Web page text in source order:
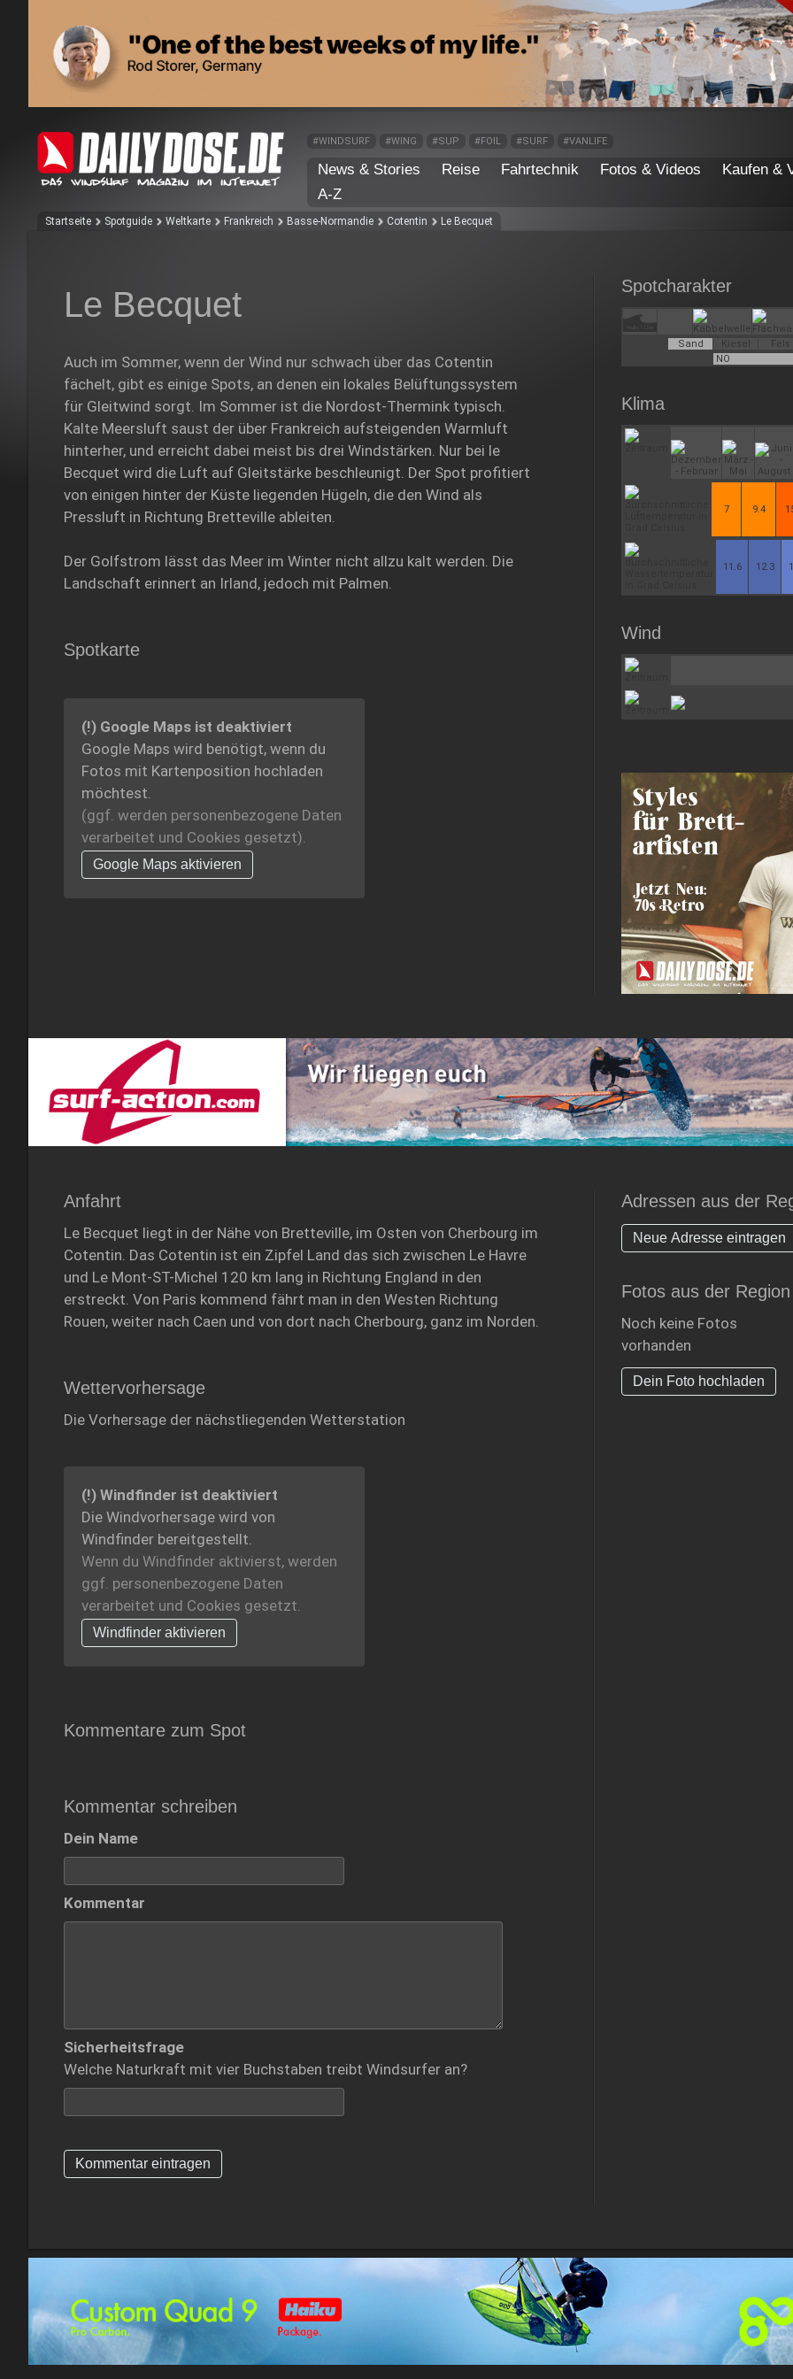
#WINDSURF #WING #SUP #FOIL #SURF #VANLIFE
News & Stories Reise Fahrtechnik Fotos & Videos
Kaufen &
A-Z
Startseite Spotguide Weltkarte Frankreich Basse-Normandie Cotentin Le Becquet
Le Becquet
Auch im Sommer, wenn der Wind nur schwach über das Cotentin
fächelt, gibt es einige Spots, an denen ein lokales Belüftungssystem
für Gleitwind sorgt. Im Sommer ist die Nordost-Thermink typisch.
Kalte Meersluft saust der über Frankreich aufsteigenden Warmluft
hinterher, und erreicht dabei meist bis drei Windstärken. Nur bei le
Becquet wird die Luft auf Gleitstärke beschleunigt. Der Spot profitiert
von einigen hinter der Küste liegenden Hügeln, die den Wind als
Pressluft in Richtung Bretteville ableiten.
Der Golfstrom lässt das Meer im Winter nicht allzu kalt werden. Die
Landschaft erinnert an Irland, jedoch mit Palmen.
Spotkarte
(!) Google Maps ist deaktiviert
Google Maps wird benötigt, wenn du
Fotos mit Kartenposition hochladen
möchtest.
(ggf. werden personen­bezogene Daten
verarbeitet und Cookies gesetzt).
Google Maps aktivieren
Spotcharakter
Sand Kiesel
Fels
NO
Klima
7 9.4
11.6 12.3
Wind
Anfahrt
Le Becquet liegt in der Nähe von Bretteville, im Osten von Cherbourg im
Cotentin. Das Cotentin ist ein Zipfel Land das sich zwischen Le Havre
und Le Mont-ST-Michel 120 km lang in Richtung England in den
erstreckt. Von Paris kommend fährt man in den Westen Richtung
Rouen, weiter nach Caen und von dort nach Cherbourg, ganz im Norden.
Wettervorhersage
Die Vorhersage der nächstliegenden Wetterstation
(!) Windfinder ist deaktiviert
Die Windvorhersage wird von
Windfinder bereitgestellt.
Wenn du Windfinder aktivierst, werden
ggf. personenbezogene Daten
verarbeitet und Cookies gesetzt.
Windfinder aktivieren
Kommentare zum Spot
Kommentar schreiben
Dein Name
Kommentar
Sicherheitsfrage
Welche Naturkraft mit vier Buchstaben treibt Windsurfer an?
Adressen aus der
Neue Adresse eintragen
Fotos aus der Region
Noch keine Fotos
vorhanden
Dein Foto hochladen